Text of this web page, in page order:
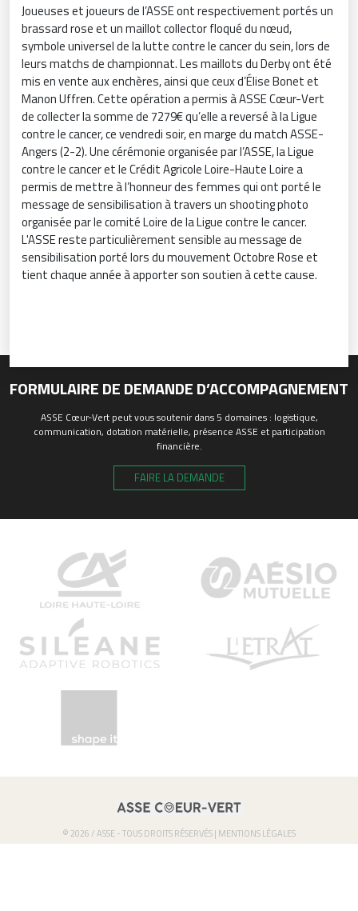
Joueuses et joueurs de l’ASSE ont respectivement portés un
brassard rose et un maillot collector floqué du nœud,
symbole universel de la lutte contre le cancer du sein, lors de
leurs matchs de championnat. Les maillots du Derby ont été
mis en vente aux enchères, ainsi que ceux d’Élise Bonet et
Manon Uffren. Cette opération a permis à ASSE Cœur-Vert
de collecter la somme de 7279€ qu’elle a reversé à la Ligue
contre le cancer, ce vendredi soir, en marge du match ASSE-
Angers (2-2). Une cérémonie organisée par l’ASSE, la Ligue
contre le cancer et le Crédit Agricole Loire-Haute Loire a
permis de mettre à l’honneur des femmes qui ont porté le
message de sensibilisation à travers un shooting photo
organisée par le comité Loire de la Ligue contre le cancer.
L'ASSE reste particulièrement sensible au message de
sensibilisation porté lors du mouvement Octobre Rose et
tient chaque année à apporter son soutien à cette cause.
FORMULAIRE DE DEMANDE D’ACCOMPAGNEMENT
ASSE Cœur-Vert peut vous soutenir dans 5 domaines : logistique,
communication, dotation matérielle, présence ASSE et participation
financière.
FAIRE LA DEMANDE
© 2026 / ASSE - TOUS DROITS RÉSERVÉS | MENTIONS LÉGALES